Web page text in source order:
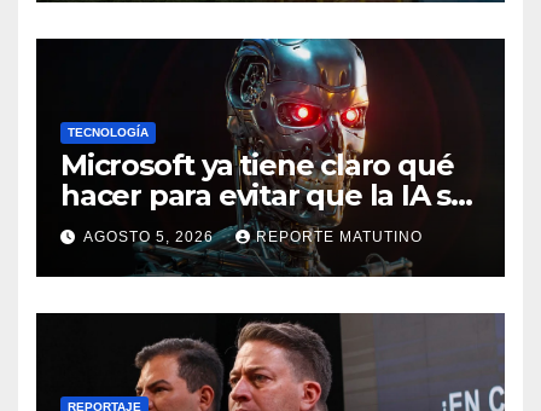
TECNOLOGÍA
Microsoft ya tiene claro qué
hacer para evitar que la IA se
salga de control
AGOSTO 5, 2026 REPORTE MATUTINO
REPORTAJE